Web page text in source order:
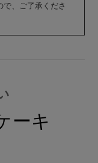
、ご了承くださ
ーキ